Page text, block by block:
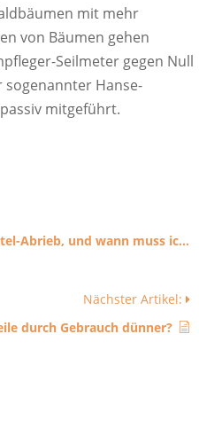
mit mehr
von Bäumen gehen
Seilmeter gegen Null
sogenannter Hanse-
mitgeführt.
und wann muss ich aussortieren?
Nächster Artikel:
durch Gebrauch dünner?